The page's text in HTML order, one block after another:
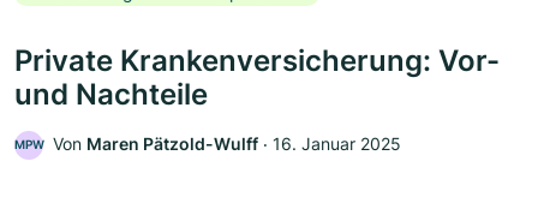
Private Krankenversicherung: Vor-
und Nachteile
MPW Von Maren Pätzold-Wulff ‧ 16. Januar 2025